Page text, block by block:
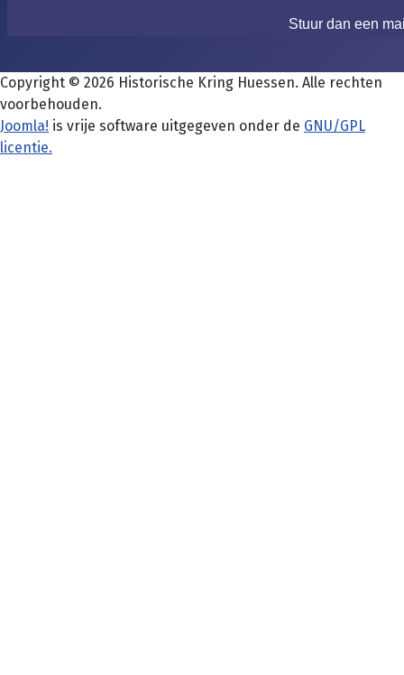
Stuur dan een
Copyright © 2026 Historische Kring Huessen. Alle rechten
voorbehouden.
Joomla! is vrije software uitgegeven onder de GNU/GPL
licentie.